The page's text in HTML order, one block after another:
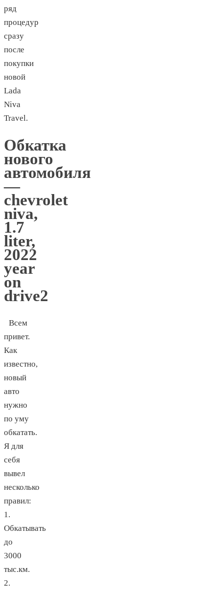
ряд
процедур
сразу
после
покупки
новой
Lada
Niva
Travel.
Обкатка
нового
автомобиля
—
chevrolet
niva,
1.7
liter,
2022
year
on
drive2
Всем
привет.
Как
известно,
новый
авто
нужно
по уму
обкатать.
Я для
себя
вывел
несколько
правил:
1.
Обкатывать
до
3000
тыс.км.
2.